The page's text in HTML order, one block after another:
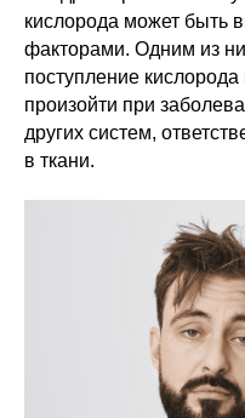
кислорода может быть
факторами. Одним из
поступление
произойти при
других систем,
в ткани.